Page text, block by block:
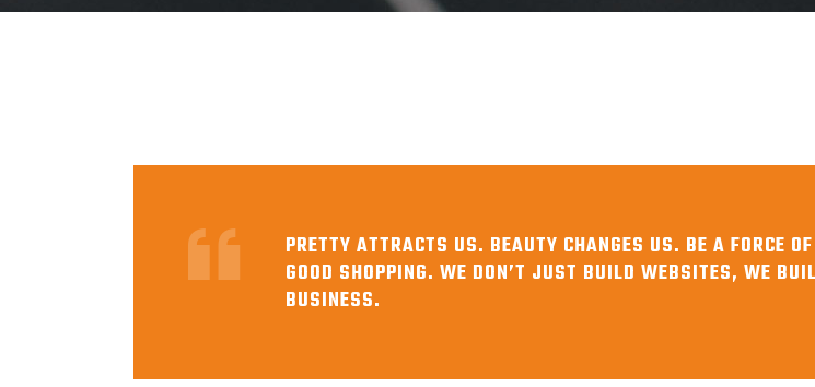
PRETTY ATTRACTS US. BEAUTY CHANGES US. BE A FORCE
GOOD SHOPPING. WE DON’T JUST BUILD WEBSITES, WE
BUSINESS.